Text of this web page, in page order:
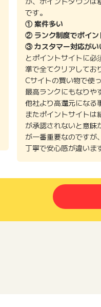
です。
① 案件多い
② ランク制度でポイ
③ カスタマー対応がい
とポイントサイトに必
準で全てクリアして
Cサイトの買い物で使
最高ランクにもなりや
他社より高還元になる
またポイントサイトは
が承認されないと意
が一番重要なのですが
丁寧で安心感が違いま